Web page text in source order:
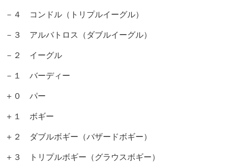
－４ コンドル（トリプルイーグル）
－３ アルバトロス（ダブルイーグル）
－２ イーグル
－１ バーディー
＋０ パー
＋１ ボギー
＋２ ダブルボギー（バザードボギー）
＋３ トリプルボギー（グラウスボギー）